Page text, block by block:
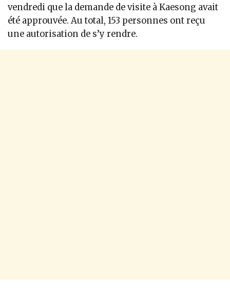
vendredi que la demande de visite à Kaesong avait
été approuvée. Au total, 153 personnes ont reçu
une autorisation de s’y rendre.